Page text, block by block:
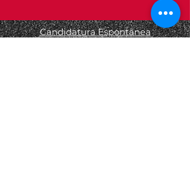
Candidatura Espontânea